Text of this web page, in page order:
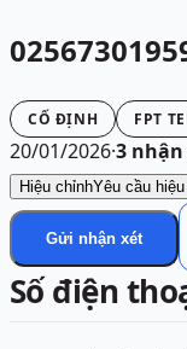
CỐ ĐỊNH FPT
20/01/2026·3
Hiệu chỉnhYêu cầu
Gửi nhận xét
Số điện